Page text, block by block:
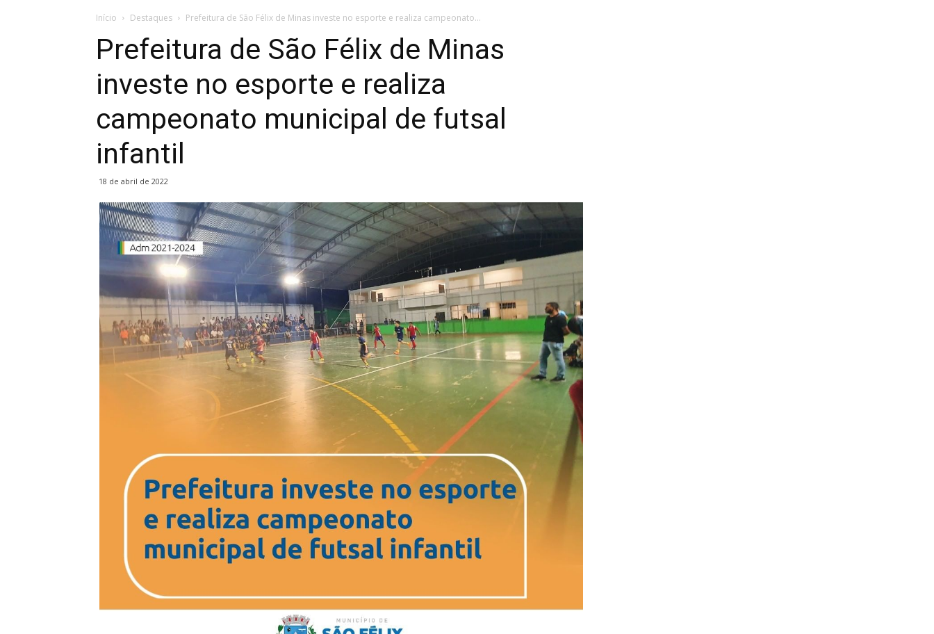
Início Destaques Prefeitura de São Félix de Minas investe no esporte e realiza campeonato...
Prefeitura de São Félix de Minas
investe no esporte e realiza
campeonato municipal de futsal
infantil
18 de abril de 2022